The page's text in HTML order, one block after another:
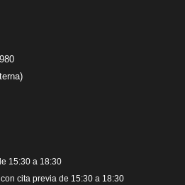
15:30 a 18:30
cita previa de 15:30 a 18:30